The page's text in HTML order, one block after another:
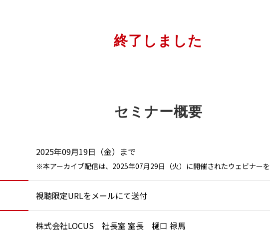
終了しました
セミナー概要
2025年09月19日（金）まで
※本アーカイブ配信は、2025年07月29日（火）に開催されたウェビナーを
視聴限定URLをメールにて送付
株式会社LOCUS 社長室 室長 樋口 禄馬